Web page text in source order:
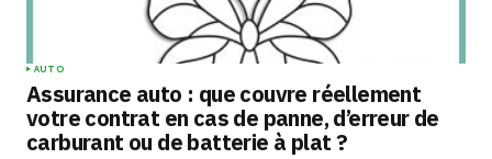
AUTO
Assurance auto : que couvre réellement
votre contrat en cas de panne, d’erreur de
carburant ou de batterie à plat ?